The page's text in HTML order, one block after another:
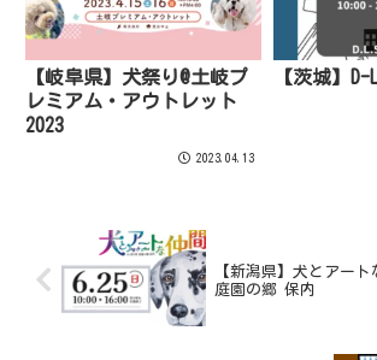
【岐阜県】犬祭り@土岐プ
レミアム・アウトレット
2023
2023.04.13
【茨城】
【新潟県】犬とアー
庭園の郷 保内